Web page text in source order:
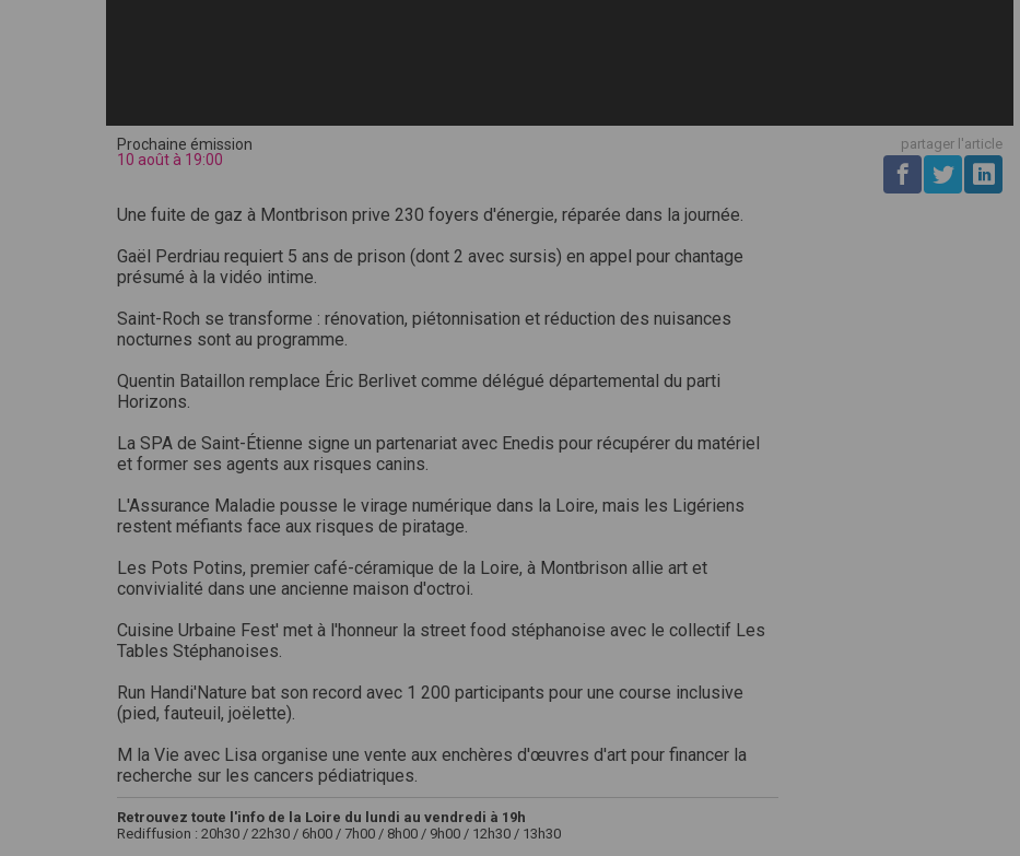
Prochaine émission
10 août à 19:00
partager l'article
Une fuite de gaz à Montbrison prive 230 foyers d'énergie, réparée dans la journée.
Gaël Perdriau requiert 5 ans de prison (dont 2 avec sursis) en appel pour chantage
présumé à la vidéo intime.
Saint-Roch se transforme : rénovation, piétonnisation et réduction des nuisances
nocturnes sont au programme.
Quentin Bataillon remplace Éric Berlivet comme délégué départemental du parti
Horizons.
La SPA de Saint-Étienne signe un partenariat avec Enedis pour récupérer du matériel
et former ses agents aux risques canins.
L'Assurance Maladie pousse le virage numérique dans la Loire, mais les Ligériens
restent méfiants face aux risques de piratage.
Les Pots Potins, premier café-céramique de la Loire, à Montbrison allie art et
convivialité dans une ancienne maison d'octroi.
Cuisine Urbaine Fest' met à l'honneur la street food stéphanoise avec le collectif Les
Tables Stéphanoises.
Run Handi'Nature bat son record avec 1 200 participants pour une course inclusive
(pied, fauteuil, joëlette).
M la Vie avec Lisa organise une vente aux enchères d'œuvres d'art pour financer la
recherche sur les cancers pédiatriques.
Retrouvez toute l'info de la Loire du lundi au vendredi à 19h
Rediffusion : 20h30 / 22h30 / 6h00 / 7h00 / 8h00 / 9h00 / 12h30 / 13h30